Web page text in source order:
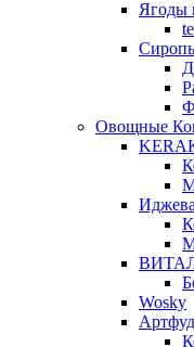
Ягоды
Овощные
Wosky
Артфуд